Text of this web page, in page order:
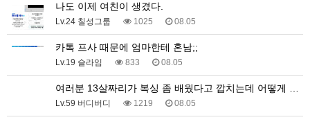
나도 이제 여친이 생겼다.
Lv.24 칠성그룹 1025 08.05
카톡 프사 때문에 엄마한테 혼남;;
Lv.19 슬라임 833 08.05
여러분 13살짜리가 복싱 좀 배웠다고 깝치는데 어떻게 …
Lv.59 버디버디 1219 08.05